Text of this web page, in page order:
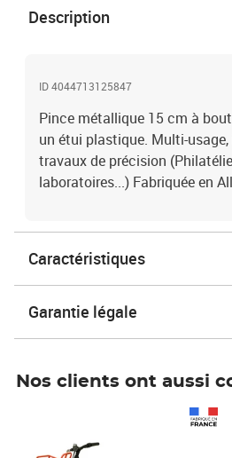
Description
ID 4044713125847
Pince métallique 15 cm à
un étui plastique. Multi-
travaux de précision
laboratoires...) Fabriquée en
Caractéristiques
Garantie légale
Nos clients ont aussi